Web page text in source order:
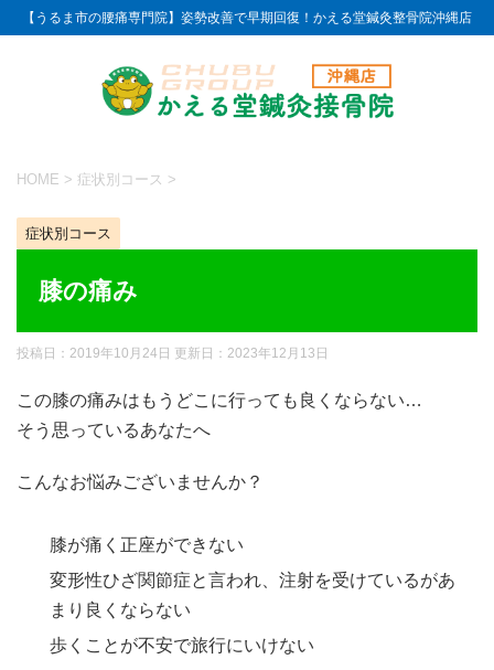
【うるま市の腰痛専門院】姿勢改善で早期回復！かえる堂鍼灸整骨院沖縄店
HOME > 症状別コース >
症状別コース
膝の痛み
投稿日：2019年10月24日 更新日： 2023年12月13日
この膝の痛みはもうどこに行っても良くならない…
そう思っているあなたへ
こんなお悩みございませんか？
膝が痛く正座ができない
変形性ひざ関節症と言われ、注射を受けているがあ
まり良くならない
歩くことが不安で旅行にいけない